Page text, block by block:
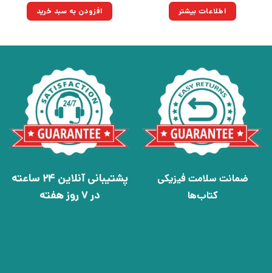
اطلاعات بیشتر ۱۱۰,۰۰۰تومان
بود.
افزودن به سبد خرید
ضمانت سلامت فیزیکی
کتاب‌ها
پشتیبانی آنلاین 24 ساعته
در 7 روز هفته